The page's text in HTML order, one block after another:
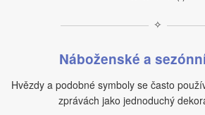
✧
Náboženské a
Hvězdy a podobné symboly se často
zprávách jako jednoduchý